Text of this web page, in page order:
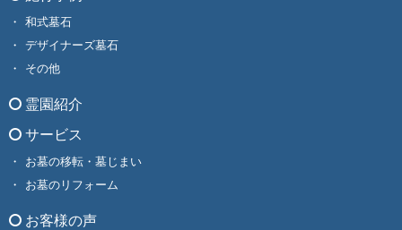
和式墓石
デザイナーズ墓石
その他
霊園紹介
サービス
お墓の移転・墓じまい
お墓のリフォーム
お客様の声